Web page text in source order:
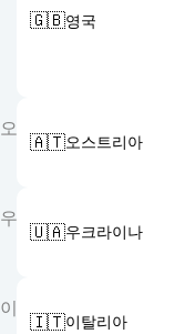
🇬🇧영국
오
🇦🇹오스트리아
우
🇺🇦우크라이나
이
🇮🇹이탈리아